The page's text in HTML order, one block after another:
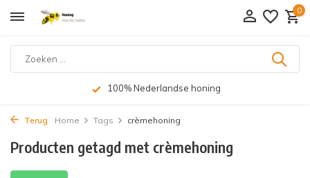
0
100% Nederlandse honing
Terug Home Tags crèmehoning
Producten getagd met crèmehoning